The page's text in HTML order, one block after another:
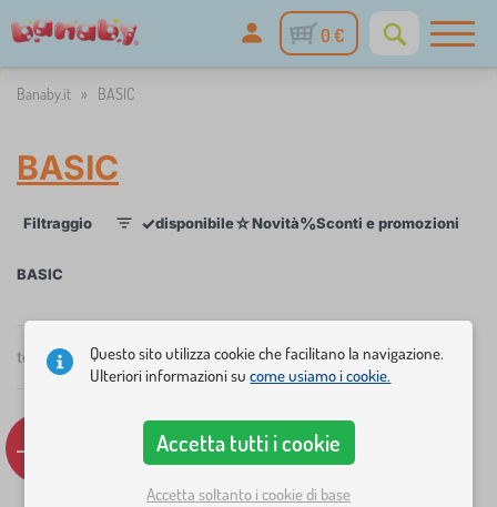
0 €
Banaby.it » BASIC
BASIC
Filtraggio ✓disponibile☆Novità%Sconti e promozioni
×
BASIC
totale6 prodotti
Consigliato
-12% -12%
Questo sito utilizza cookie che facilitano la navigazione.
Ulteriori informazioni sucome usiamo i cookie.
Accetta tutti i cookie
Accetta soltanto i cookie di base